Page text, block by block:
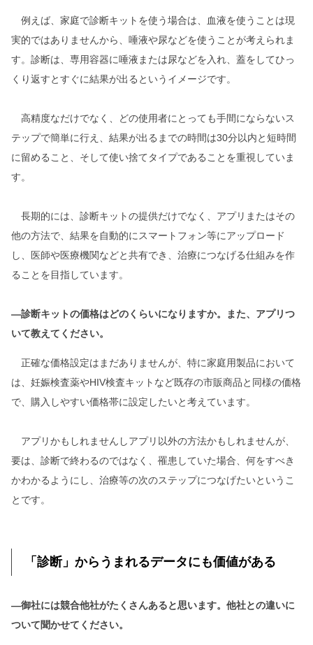
例えば、家庭で診断キットを使う場合は、血液を使うことは現
実的ではありませんから、唾液や尿などを使うことが考えられま
す。診断は、専用容器に唾液または尿などを入れ、蓋をしてひっ
くり返すとすぐに結果が出るというイメージです。
高精度なだけでなく、どの使用者にとっても手間にならないス
テップで簡単に行え、結果が出るまでの時間は30分以内と短時間
に留めること、そして使い捨てタイプであることを重視していま
す。
長期的には、診断キットの提供だけでなく、アプリまたはその
他の方法で、結果を自動的にスマートフォン等にアップロード
し、医師や医療機関などと共有でき、治療につなげる仕組みを作
ることを目指しています。
―診断キットの価格はどのくらいになりますか。また、アプリつ
いて教えてください。
正確な価格設定はまだありませんが、特に家庭用製品において
は、妊娠検査薬やHIV検査キットなど既存の市販商品と同様の価格
で、購入しやすい価格帯に設定したいと考えています。
アプリかもしれませんしアプリ以外の方法かもしれませんが、
要は、診断で終わるのではなく、罹患していた場合、何をすべき
かわかるようにし、治療等の次のステップにつなげたいというこ
とです。
「診断」からうまれるデータにも価値がある
―御社には競合他社がたくさんあると思います。他社との違いに
ついて聞かせてください。